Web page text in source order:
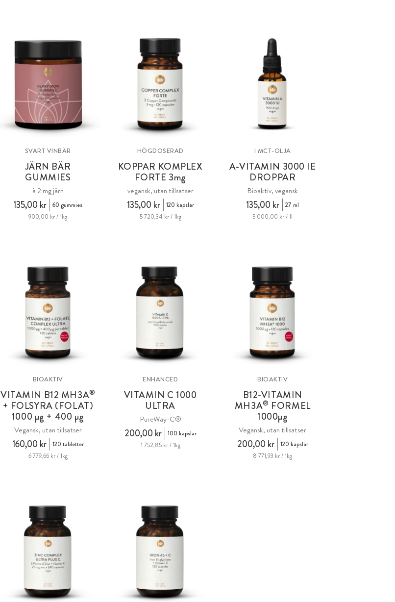
SVART VINBÄR
JÄRN BÄR
GUMMIES
à 2 mg järn
135,00 kr
60 gummies
900,00 kr / 1kg
HÖGDOSERAD
KOPPAR KOMPLEX
FORTE 3mg
vegansk, utan tillsatser
135,00 kr
120 kapslar
5 720,34 kr / 1kg
I MCT-OLJA
A-VITAMIN 3000 IE
DROPPAR
Bioaktiv, vegansk
135,00 kr
27 ml
5 000,00 kr / 1l
BIOAKTIV
VITAMIN B12 MH3A®
+ FOLSYRA (FOLAT)
1000 µg + 400 µg
Vegansk, utan tillsatser
160,00 kr
120 tabletter
6 779,66 kr / 1kg
ENHANCED
VITAMIN C 1000
ULTRA
PureWay-C®
200,00 kr
100 kapslar
1 752,85 kr / 1kg
BIOAKTIV
B12-VITAMIN
MH3A® FORMEL
1000µg
Vegansk, utan tillsatser
200,00 kr
120 kapslar
8 771,93 kr / 1kg